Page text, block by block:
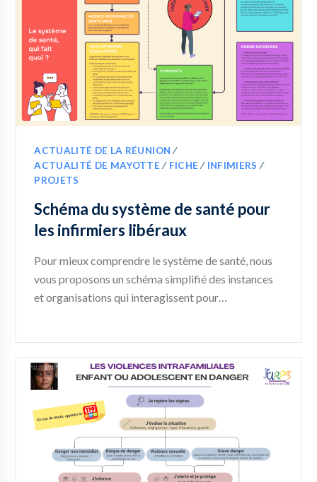
ACTUALITÉ DE LA RÉUNION ∕
ACTUALITÉ DE MAYOTTE ∕ FICHE ∕ INFIMIERS ∕
PROJETS
Schéma du système de santé pour
les infirmiers libéraux
Pour mieux comprendre le système de santé, nous
vous proposons un schéma simplifié des instances
et organisations qui interagissent pour…